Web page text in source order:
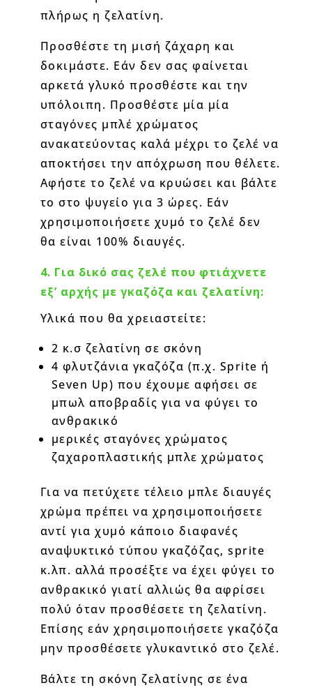
πλήρως η ζελατίνη.
Προσθέστε τη μισή ζάχαρη και
δοκιμάστε. Εάν δεν σας φαίνεται
αρκετά γλυκό προσθέστε και την
υπόλοιπη. Προσθέστε μία μία
σταγόνες μπλέ χρώματος
ανακατεύοντας καλά μέχρι το ζελέ να
αποκτήσει την απόχρωση που θέλετε.
Αφήστε το ζελέ να κρυώσει και βάλτε
το στο ψυγείο για 3 ώρες. Εάν
χρησιμοποιήσετε χυμό το ζελέ δεν
θα είναι 100% διαυγές.
4. Για δικό σας ζελέ που φτιάχνετε
εξ’ αρχής με γκαζόζα και ζελατίνη:
Υλικά που θα χρειαστείτε:
2 κ.σ ζελατίνη σε σκόνη
4 φλυτζάνια γκαζόζα (π.χ. Sprite ή
Seven Up) που έχουμε αφήσει σε
μπωλ αποβραδίς για να φύγει το
ανθρακικό
μερικές σταγόνες χρώματος
ζαχαροπλαστικής μπλε χρώματος
Για να πετύχετε τέλειο μπλε διαυγές
χρώμα πρέπει να χρησιμοποιήσετε
αντί για χυμό κάποιο διαφανές
αναψυκτικό τύπου γκαζόζας, sprite
κ.λπ. αλλά προσέξτε να έχει φύγει το
ανθρακικό γιατί αλλιώς θα αφρίσει
πολύ όταν προσθέσετε τη ζελατίνη.
Επίσης εάν χρησιμοποιήσετε γκαζόζα
μην προσθέσετε γλυκαντικό στο ζελέ.
Βάλτε τη σκόνη ζελατίνης σε ένα